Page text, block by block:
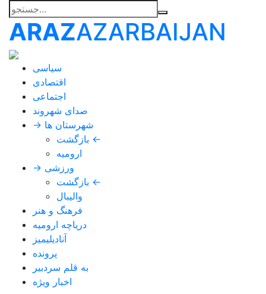
ARAZAZARBAIJAN
سیاسی
اقتصادی
اجتماعی
صدای شهروند
→ شهرستان ها
بازگشت ←
ارومیه
→ ورزشی
بازگشت ←
والیبال
فرهنگ و هنر
دریاچه ارومیه
آنادیلیمیز
پرونده
به قلم سردبیر
اخبار ویژه